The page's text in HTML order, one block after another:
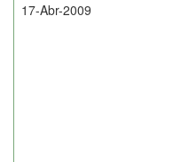
17-Abr-2009